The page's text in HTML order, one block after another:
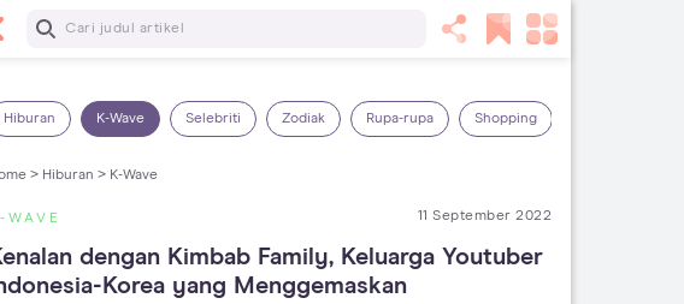
Baca Selanjutnya
Hiburan K-Wave Selebriti Zodiak Rupa-rupa Shopping
> Hiburan > K-Wave
WAVE 11 September 2022
dengan Kimbab Family, Keluarga Youtuber
Korea yang Menggemaskan